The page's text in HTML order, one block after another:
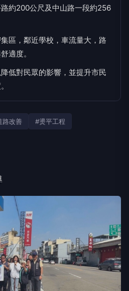
約200公尺及中山路一段約256
區，鄰近學校，車流量大，路
適度。
低對民眾的影響，並提升市民
路改善 #燙平工程